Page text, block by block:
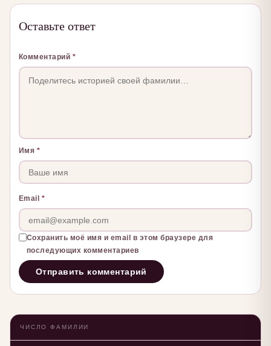
Оставьте ответ
Комментарий *
Имя *
Email *
Сохранить моё имя и email в этом браузере для
последующих комментариев
ЧИСЛО ФАМИЛИИ